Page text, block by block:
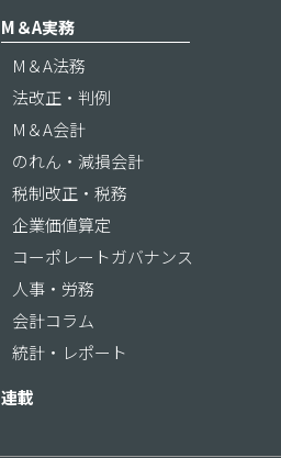
M＆A実務
M＆A法務
法改正・判例
M＆A会計
のれん・減損会計
税制改正・税務
企業価値算定
コーポレートガバナンス
人事・労務
会計コラム
統計・レポート
連載